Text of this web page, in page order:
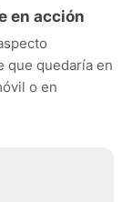
en acción
que quedaría en
o en